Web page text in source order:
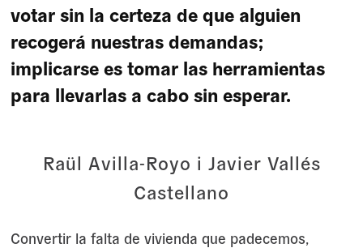
votar sin la certeza de que alguien
recogerá nuestras demandas;
implicarse es tomar las herramientas
para llevarlas a cabo sin esperar.
Raül Avilla-Royo i Javier Vallés
Castellano
Convertir la falta de vivienda que padecemos,